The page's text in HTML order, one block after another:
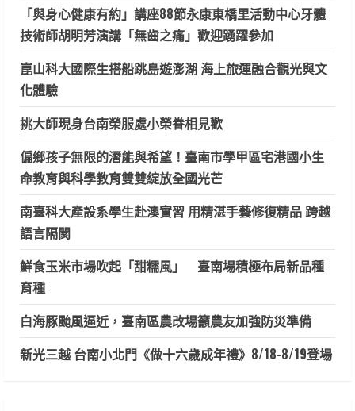
「與身心健康有約」講座88節永康東橋里活動中心牙體
技術師胡明芳演講「無齒之痛」歡迎踴躍參加
崑山科大國際生搭船跳島遊澎湖 海上旅運融合觀光與文
化體驗
挑大師現身台南榮服處小榮眷相見歡
偏鄉孩子無限的潛能與希望！臺南市學甲區宅港國小生
命教育與科學教育雙雙綻放全國光芒
南臺科大產設系學生赴澳實習 用精湛手藝修復精品 跨越
語言隔閡
鮮食玉米市場吹起「甜糯風」 臺南場積極布局新品種
育種
白海豚颱風逼近，臺南區農改場籲農友加強防災準備
新光三越 台南小北門《做十六歲成年禮》8/18-8/19登場